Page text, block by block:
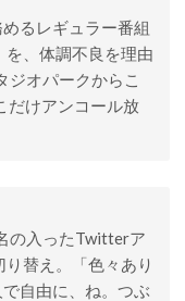
るレギュラー番組
を、体調不良を理由
ジオパークからこ
だけアンコール放
の入ったTwitterア
替え。「色々あり
自由に、ね。つぶ